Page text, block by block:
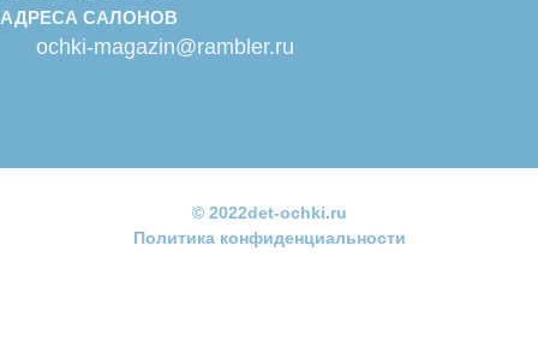
© 2022det-ochki.ru
Политика конфиденциальности
АДРЕСА САЛОНОВ
ochki-magazin@rambler.ru